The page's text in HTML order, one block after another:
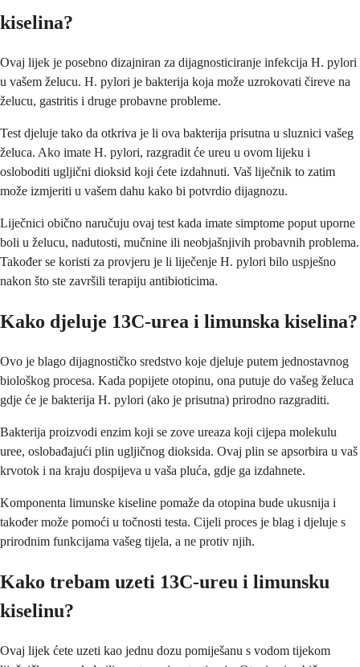
kiselina?
Ovaj lijek je posebno dizajniran za dijagnosticiranje infekcija H. pylori
u vašem želucu. H. pylori je bakterija koja može uzrokovati čireve na
želucu, gastritis i druge probavne probleme.
Test djeluje tako da otkriva je li ova bakterija prisutna u sluznici vašeg
želuca. Ako imate H. pylori, razgradit će ureu u ovom lijeku i
osloboditi ugljični dioksid koji ćete izdahnuti. Vaš liječnik to zatim
može izmjeriti u vašem dahu kako bi potvrdio dijagnozu.
Liječnici obično naručuju ovaj test kada imate simptome poput uporne
boli u želucu, nadutosti, mučnine ili neobjašnjivih probavnih problema.
Također se koristi za provjeru je li liječenje H. pylori bilo uspješno
nakon što ste završili terapiju antibioticima.
Kako djeluje 13C-urea i limunska kiselina?
Ovo je blago dijagnostičko sredstvo koje djeluje putem jednostavnog
biološkog procesa. Kada popijete otopinu, ona putuje do vašeg želuca
gdje će je bakterija H. pylori (ako je prisutna) prirodno razgraditi.
Bakterija proizvodi enzim koji se zove ureaza koji cijepa molekulu
uree, oslobađajući plin ugljičnog dioksida. Ovaj plin se apsorbira u vaš
krvotok i na kraju dospijeva u vaša pluća, gdje ga izdahnete.
Komponenta limunske kiseline pomaže da otopina bude ukusnija i
također može pomoći u točnosti testa. Cijeli proces je blag i djeluje s
prirodnim funkcijama vašeg tijela, a ne protiv njih.
Kako trebam uzeti 13C-ureu i limunsku
kiselinu?
Ovaj lijek ćete uzeti kao jednu dozu pomiješanu s vodom tijekom